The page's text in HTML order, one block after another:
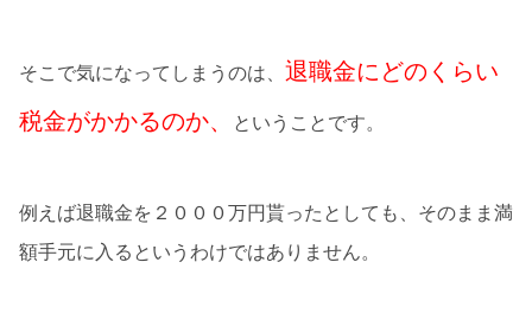
そこで気になってしまうのは、 退職金にどのくらい
税金がかかるのか、
ということです。
例えば退職金を２０００万円貰ったとしても、そのまま満
額手元に入るというわけではありません。